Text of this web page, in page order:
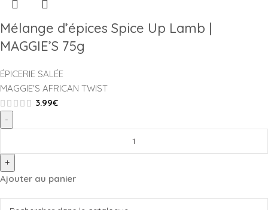
Mélange d’épices Spice Up Lamb |
MAGGIE’S 75g
ÉPICERIE SALÉE
MAGGIE'S AFRICAN TWIST
3.99€
-
+
Ajouter au panier